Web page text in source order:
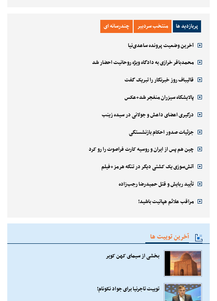
پربازدید ها منتخب سردبیر چندرسانه ای
آخرین وضعیت پرونده ساعدی‌نیا
محمدباقر خرازی به دادگاه ویژه روحانیت احضار شد
قالیباف روز خبرنگار را تبریک گفت
پالایشگاه سیزران منفجر شد+عکس
درگیری اعضای داعش و جولانی در سیده زینب
جزئیات صدور احکام بازنشستگی
چین هم پس از ایران و روسیه کارت فراصوت را رو کرد
آتش‌سوزی یک کشتی دیگر در تنگه هرمز+فیلم
تأیید ربایش و قتل حمیدرضا رجب‌زاده
مراقب علائم هپاتیت باشید!
آخرین توییت ها
بخشی از سیمای کهن کویر
توییت تاجرنیا برای جواد نکونام!